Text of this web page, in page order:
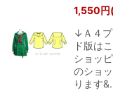
1,550円
↓Ａ４プ
ド版は
ショッ
のショ
ります